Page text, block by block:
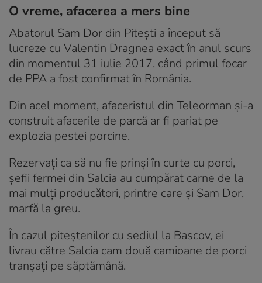
O vreme, afacerea a mers bine
Abatorul Sam Dor din Pitești a început să
lucreze cu Valentin Dragnea exact în anul scurs
din momentul 31 iulie 2017, când primul focar
de PPA a fost confirmat în România.
Din acel moment, afaceristul din Teleorman și-a
construit afacerile de parcă ar fi pariat pe
explozia pestei porcine.
Rezervați ca să nu fie prinși în curte cu porci,
șefii fermei din Salcia au cumpărat carne de la
mai mulți producători, printre care și Sam Dor,
marfă la greu.
În cazul piteștenilor cu sediul la Bascov, ei
livrau către Salcia cam două camioane de porci
tranșați pe săptămână.